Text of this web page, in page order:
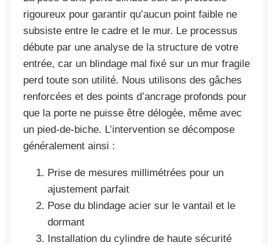
rigoureux pour garantir qu’aucun point faible ne
subsiste entre le cadre et le mur. Le processus
débute par une analyse de la structure de votre
entrée, car un blindage mal fixé sur un mur fragile
perd toute son utilité. Nous utilisons des gâches
renforcées et des points d’ancrage profonds pour
que la porte ne puisse être délogée, même avec
un pied-de-biche. L’intervention se décompose
généralement ainsi :
Prise de mesures millimétrées pour un
ajustement parfait
Pose du blindage acier sur le vantail et le
dormant
Installation du cylindre de haute sécurité